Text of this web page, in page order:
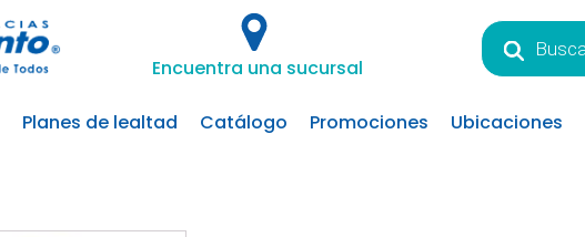
Encuentra una sucursal
Búsqueda
de
productos
Planes de lealtad Catálogo Promociones Ubicaciones